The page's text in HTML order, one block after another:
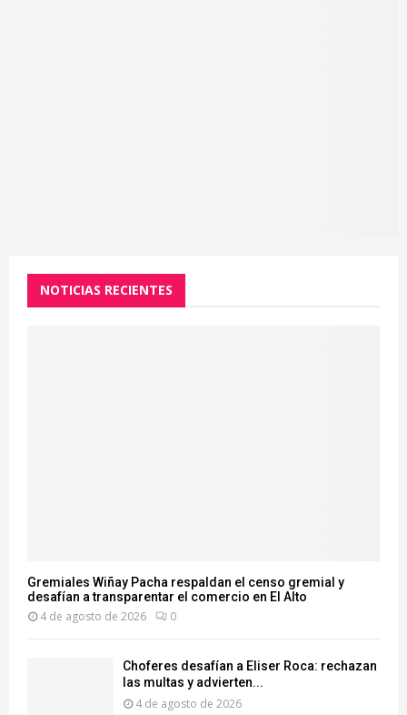
NOTICIAS RECIENTES
Gremiales Wiñay Pacha respaldan el censo gremial y
desafían a transparentar el comercio en El Alto
4 de agosto de 2026 0
Choferes desafían a Eliser Roca: rechazan
las multas y advierten...
4 de agosto de 2026